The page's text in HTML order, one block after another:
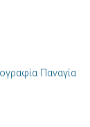
Πρόσθήκη
Παναγία